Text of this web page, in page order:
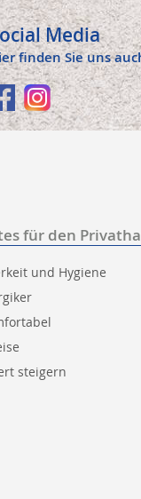
Media
finden Sie uns
für den
und Hygiene
steigern